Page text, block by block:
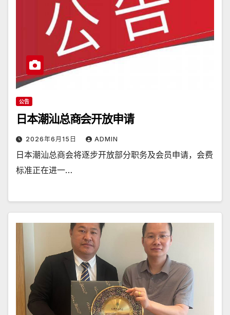
公告
日本潮汕总商会开放申请
2026年6月15日 ADMIN
日本潮汕总商会将逐步开放部分职务及会员申请，会费
标准正在进一…